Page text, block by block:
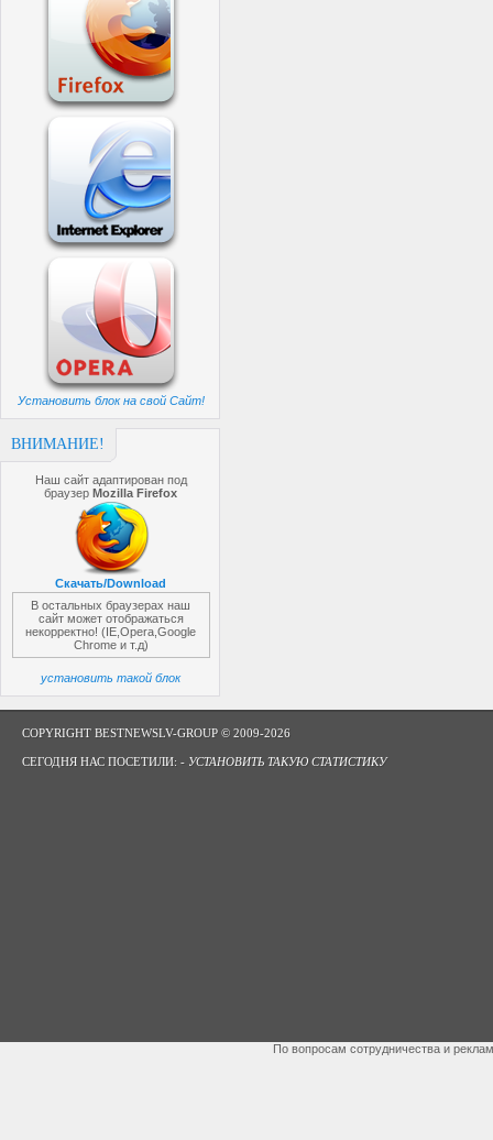
Установить блок на свой Сайт!
ВНИМАНИЕ!
Наш сайт адаптирован под
браузерMozilla Firefox
Скачать/Download
В остальных браузерах наш
сайт может отображаться
некорректно! (IE,Opera,Google
Chrome и т.д)
установить такой блок
COPYRIGHT BESTNEWSLV-GROUP © 2009-2026
СЕГОДНЯ НАС ПОСЕТИЛИ: - УСТАНОВИТЬ ТАКУЮ СТАТИСТИКУ
По вопросам сотрудничества и